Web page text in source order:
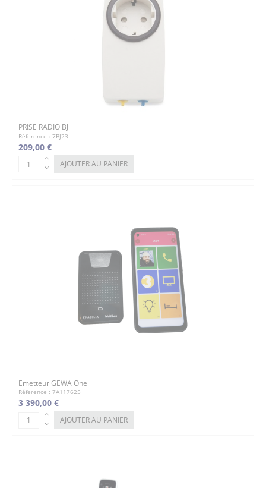
PRISE RADIO BJ
Réference : 7BJ23
209,00 €
AJOUTER AU PANIER
Emetteur GEWA One
Réference : 7A117625
3 390,00 €
AJOUTER AU PANIER